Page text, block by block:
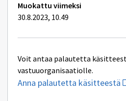
Muokattu viimeksi
30.8.2023, 10.49
Voit antaa palautetta
vastuuorganisaatiolle.
Anna palautetta käsitteestä